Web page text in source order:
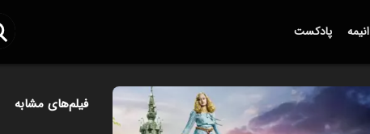
انیمه پادکست
فیلم‌های مشابه